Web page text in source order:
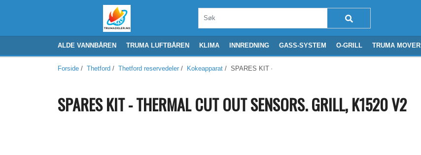
ALDE VANNBÅREN TRUMA LUFTBÅREN KLIMA INNREDNING GASS-SYSTEM O-GRILL TRUMA MOVER
Forside / Thetford / Thetford reservedeler / Kokeapparat / SPARES KIT - THERMAL CUT OUT SENSORS. GRILL, K1520 V2
SPARES KIT - THERMAL CUT OUT SENSORS. GRILL, K1520 V2